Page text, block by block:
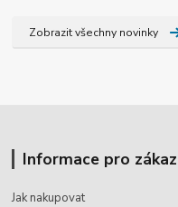
Zobrazit všechny novinky
Informace pro
Jak nakupovat